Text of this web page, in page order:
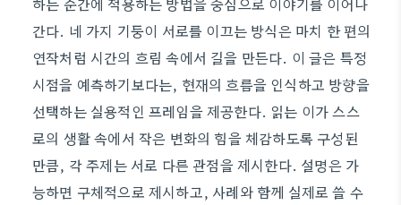
간다. 네 가지 기둥이 서로를 이끄는 방식은 마치 한 편의
연작처럼 시간의 흐림 속에서 길을 만든다. 이 글은 특정
시점을 예측하기보다는, 현재의 흐름을 인식하고 방향을
선택하는 실용적인 프레임을 제공한다. 읽는 이가 스스
로의 생활 속에서 작은 변화의 힘을 체감하도록 구성된
만큼, 각 주제는 서로 다른 관점을 제시한다. 설명은 가
능하면 구체적으로 제시하고, 사례와 함께 실제로 쓸 수